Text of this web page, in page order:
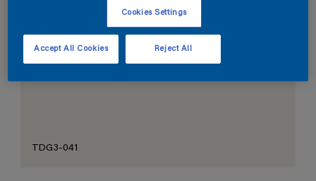
De Perfecte Witte
TDG3-041
Cookies Settings
Reject All
Accept All Cookies